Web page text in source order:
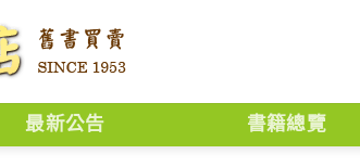
最新公告 書籍總覽